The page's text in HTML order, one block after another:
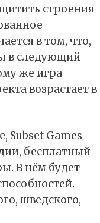
строения
в том, что,
в следующий
же игра
возрастает в
Subset Games
бесплатный
В нём будет
шведского,